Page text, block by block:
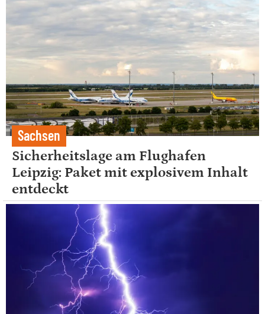
Sachsen
Sicherheitslage am Flughafen
Leipzig: Paket mit explosivem Inhalt
entdeckt